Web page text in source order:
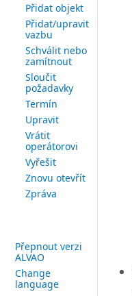
Přidat objekt
Přidat/upravit
vazbu
Schválit nebo
zamítnout
Sloučit
požadavky
Termín
Upravit
Vrátit
operátorovi
Vyřešit
Znovu otevřít
Zpráva
Přepnout verzi
ALVAO
Change
language